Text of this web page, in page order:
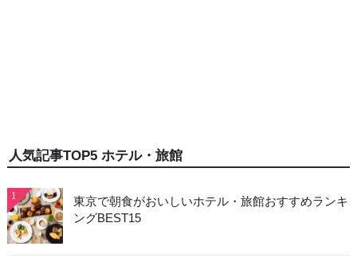
人気記事TOP5 ホテル・旅館
1
東京で朝食がおいしいホテル・旅館おすすめランキ
ングBEST15